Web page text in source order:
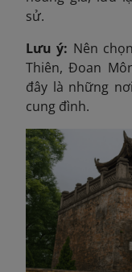
sử.
Lưu ý: Nên
Thiên, Đoan
đây là những
cung đình.